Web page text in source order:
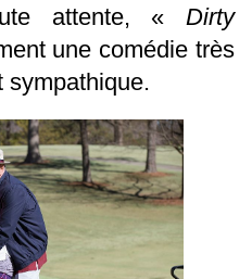
attente, « Dirty
une comédie très
sympathique.